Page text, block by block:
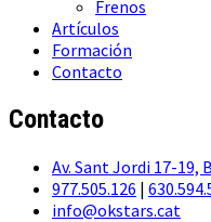
Frenos
Artículos
Formación
Contacto
Contacto
Av. Sant Jordi 17-19,
977.505.126 |
info@okstars.cat